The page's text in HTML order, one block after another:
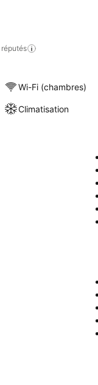
réputés
Wi-Fi (chambres)
Climatisation